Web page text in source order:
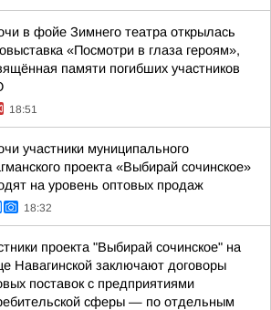
в фойе Зимнего театра открылась
«Посмотри в глаза героям»,
памяти погибших участников
18:51
участники муниципального
проекта «Выбирай сочинское»
на уровень оптовых продаж
18:32
проекта "Выбирай сочинское" на
Навагинской заключают договоры
поставок с предприятиями
сферы — по отдельным